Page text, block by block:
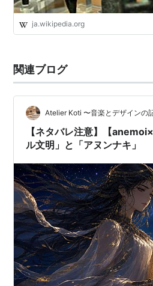
ja.wikipedia.org
関連ブログ
Atelier Koti 〜音楽とデザインの
【ネタバレ注意】【
ル文明」と「アヌンナキ」